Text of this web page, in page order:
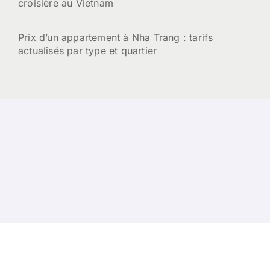
croisière au Vietnam
Prix d’un appartement à Nha Trang : tarifs
actualisés par type et quartier